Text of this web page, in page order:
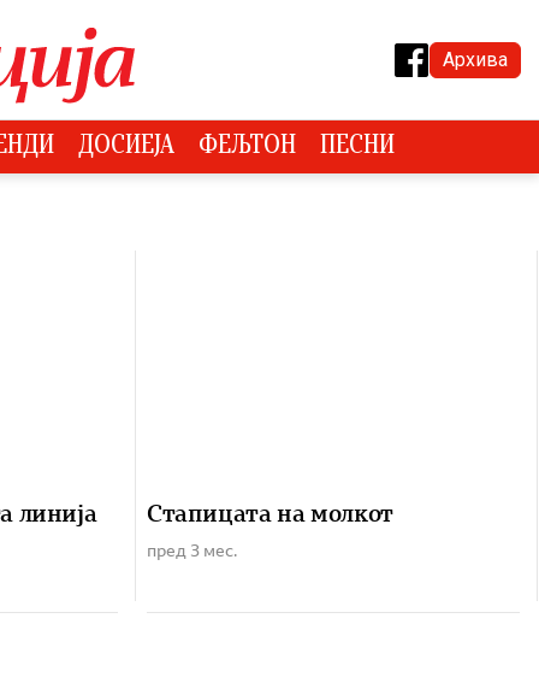
Архива
ДОСИЕЈА ФЕЉТОН ПЕСНИ
линија Стапицата на молкот
пред 3 мес.